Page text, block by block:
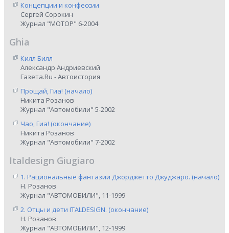
Концепции и конфессии
Сергей Сорокин
Журнал "МОТОР" 6-2004
Ghia
Килл Билл
Александр Андриевский
Газета.Ru - Автоистория
Прощай, Гиа! (начало)
Никита Розанов
Журнал "Автомобили" 5-2002
Чао, Гиа! (окончание)
Никита Розанов
Журнал "Автомобили" 7-2002
Italdesign Giugiaro
1. Рациональные фантазии Джорджетто Джуджаро. (начало)
Н. Розанов
Журнал "АВТОМОБИЛИ", 11-1999
2. Отцы и дети ITALDESIGN. (окончание)
Н. Розанов
Журнал "АВТОМОБИЛИ", 12-1999